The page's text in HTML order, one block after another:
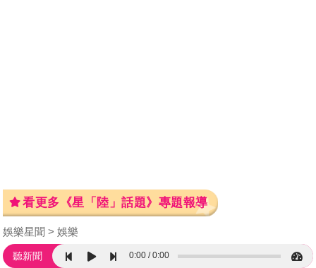
看更多《星「陸」話題》專題報導
娛樂星聞 娛樂
聽新聞 0:00 0:00